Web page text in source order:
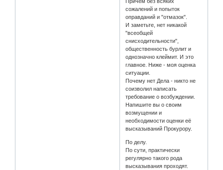
сожалений и попыток
оправданий и "отмазок".
И заметьте, нет никакой
"всеобщей
снисходительности",
общественность бурлит и
однозначно клеймит. И это
главное. Ниже - моя оценка
ситуации.
Почему нет Дела - никто не
соизволил написать
требование о возбуждении.
Напишите вы о своим
возмущении и
необходимости оценки её
высказываний Прокурору.
По делу.
По сути, практически
регулярно такого рода
высказывания проходят.